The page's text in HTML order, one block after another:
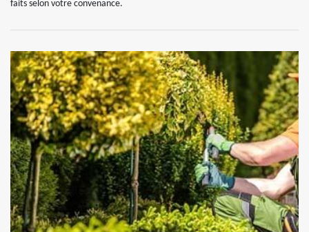
faits selon votre convenance.